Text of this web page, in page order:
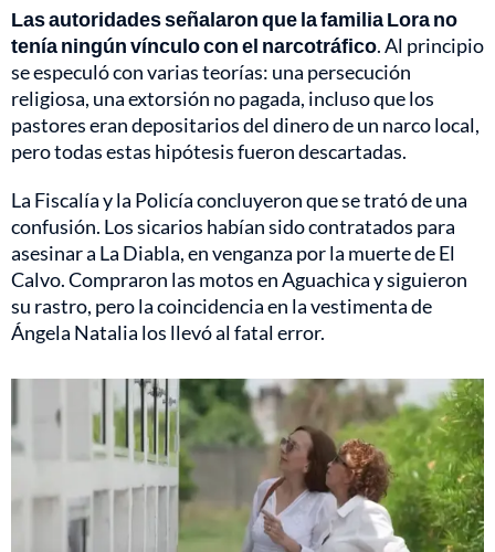
Las autoridades señalaron que la familia Lora no
tenía ningún vínculo con el narcotráfico. Al principio
se especuló con varias teorías: una persecución
religiosa, una extorsión no pagada, incluso que los
pastores eran depositarios del dinero de un narco local,
pero todas estas hipótesis fueron descartadas.
La Fiscalía y la Policía concluyeron que se trató de una
confusión. Los sicarios habían sido contratados para
asesinar a La Diabla, en venganza por la muerte de El
Calvo. Compraron las motos en Aguachica y siguieron
su rastro, pero la coincidencia en la vestimenta de
Ángela Natalia los llevó al fatal error.